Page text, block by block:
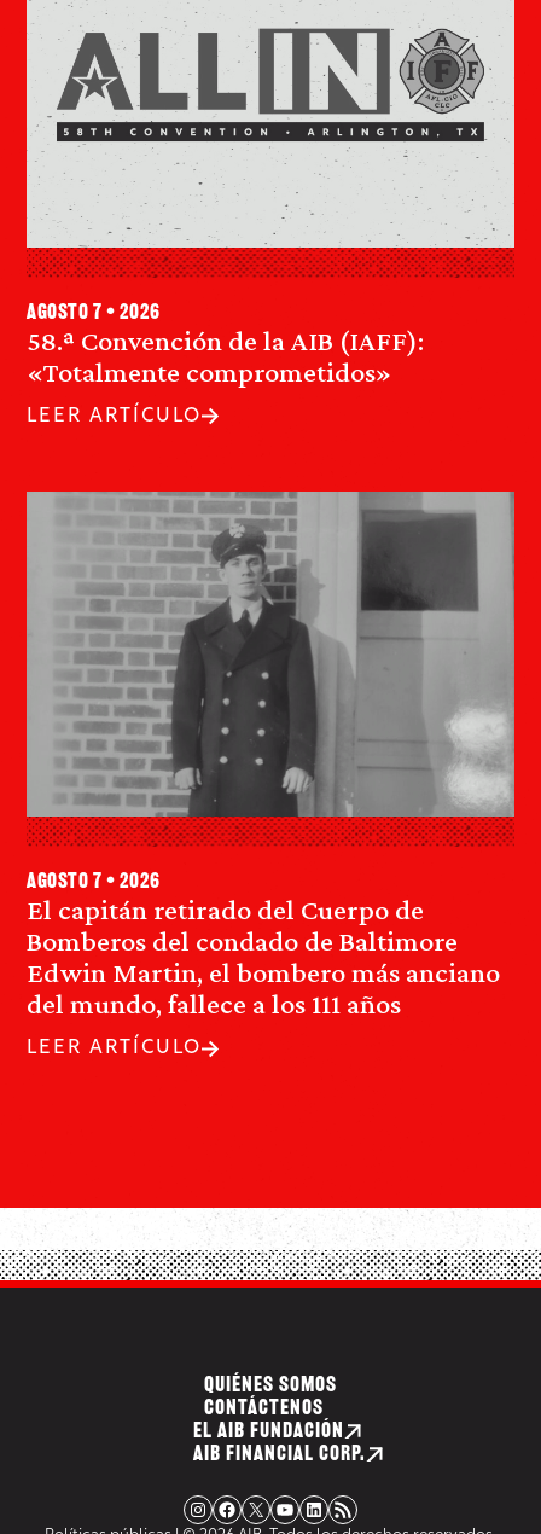
58.ª Convención de la AIB (IAFF):
«Totalmente comprometidos»
agosto 7 • 2026
LEER ARTÍCULO
El capitán retirado del Cuerpo de
Bomberos del condado de Baltimore
Edwin Martin, el bombero más anciano
del mundo, fallece a los 111 años
agosto 7 • 2026
LEER ARTÍCULO
QUIÉNES SOMOS
CONTÁCTENOS
EL AIB FUNDACIÓN
AIB FINANCIAL CORP.
Instagram Facebook X YouTube LinkedIn Fuente RSS